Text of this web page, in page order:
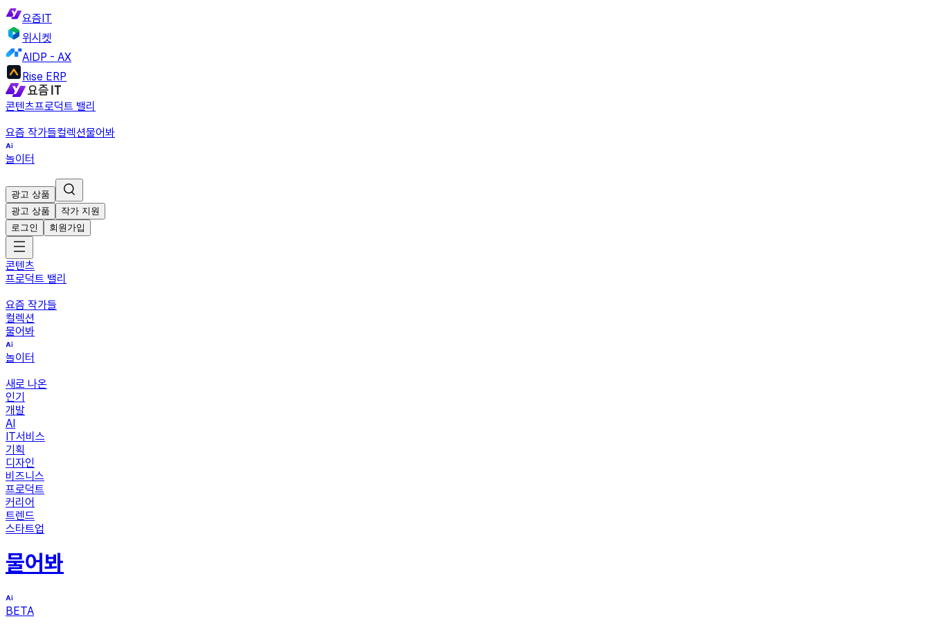
요즘IT
위시켓
AIDP - AX
Rise ERP
콘텐츠프로덕트 밸리
요즘 작가들컬렉션물어봐
놀이터
광고 상품
광고 상품
작가 지원
로그인
회원가입
콘텐츠
프로덕트 밸리
요즘 작가들
컬렉션
물어봐
놀이터
새로 나온
인기
개발
AI
IT서비스
기획
디자인
비즈니스
프로덕트
커리어
트렌드
스타트업
물어봐
BETA